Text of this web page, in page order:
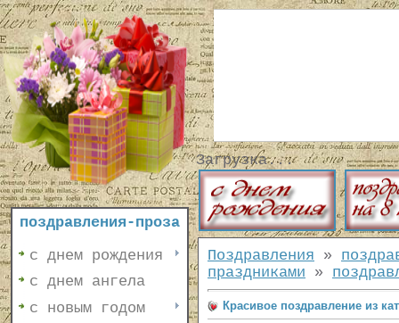
поздравления-проза
с днем рождения
с днем ангела
с новым годом
Загрузка...
Поздравления »
праздниками »
Красивое поздравление из